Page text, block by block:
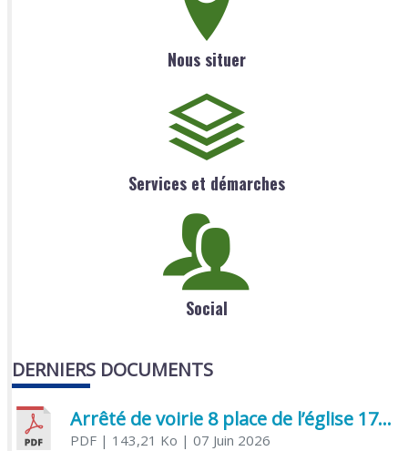
Nous situer
Services et démarches
Social
DERNIERS DOCUMENTS
Arrêté de voirie 8 place de l’église 17170 Benon
PDF| 143,21 Ko | 07 Juin 2026